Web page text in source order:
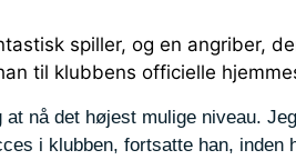
spiller, og en angriber,
til klubbens officielle
nå det højest mulige niveau.
i klubben, fortsatte han, inden